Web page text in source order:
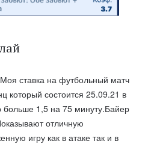
ставка на футбольный матч
который состоится 25.09.21 в
больше 1,5 на 75 минуту.Байер
отличную
игру как в атаке так и в